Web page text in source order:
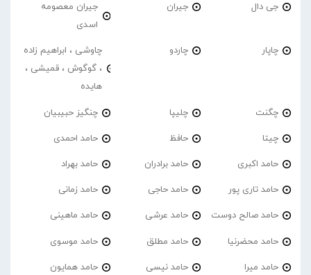
جی دال جیران
جیران معصومه
اسدی
چاپار چاردو
چاوشی ، ابراهیم زاده
، گوگوش ، قمیشی ،
هایده
چگنت چلیپا چنگیز حبیبیان
چیتا حافظ حامد احمدی
حامد اکبری حامد برادران حامد بهراد
حامد تاری پور حامد حاجی حامد زمانی
حامد صالح دوست حامد عرشی حامد ماهینی
حامد محضرنیا حامد مطلق حامد موسوی
حامد میرا حامد نیسی حامد همایون